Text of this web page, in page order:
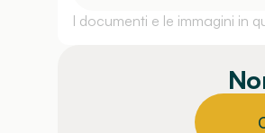
I documenti e le immagini in